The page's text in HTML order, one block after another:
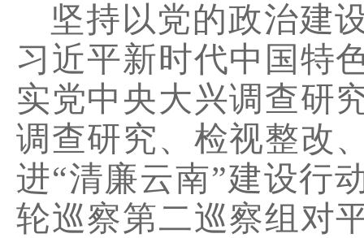
坚持以党的政治建
习近平新时代中国特
实党中央大兴调查研
调查研究、检视整改
进“清廉云南”建设行
轮巡察第二巡察组对